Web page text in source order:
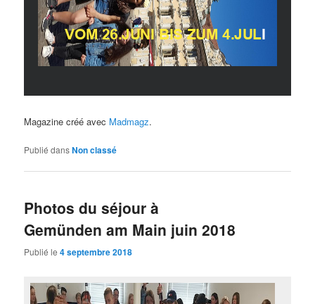
Magazine créé avec Madmagz.
Publié dansNon classé
Photos du séjour à
Gemünden am Main juin 2018
Publié le4 septembre 2018